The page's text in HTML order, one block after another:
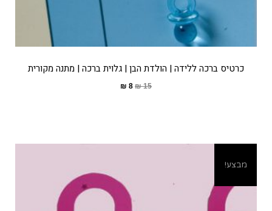
כרטיס ברכה ללידה | הולדת הבן | גלוית ברכה | מתנה מקורית
15
₪
8
₪
מבצע!